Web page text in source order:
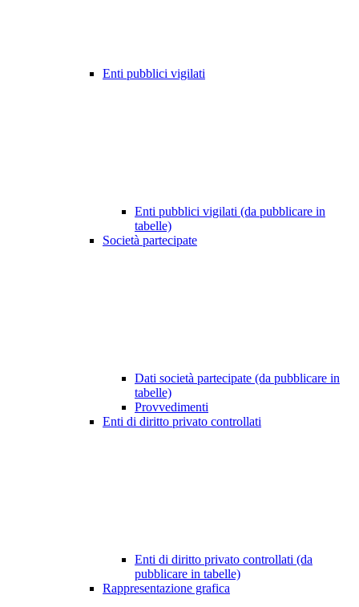
Enti pubblici vigilati
Enti pubblici vigilati (da pubblicare in
tabelle)
Società partecipate
Dati società partecipate (da pubblicare in
tabelle)
Provvedimenti
Enti di diritto privato controllati
Enti di diritto privato controllati (da
pubblicare in tabelle)
Rappresentazione grafica